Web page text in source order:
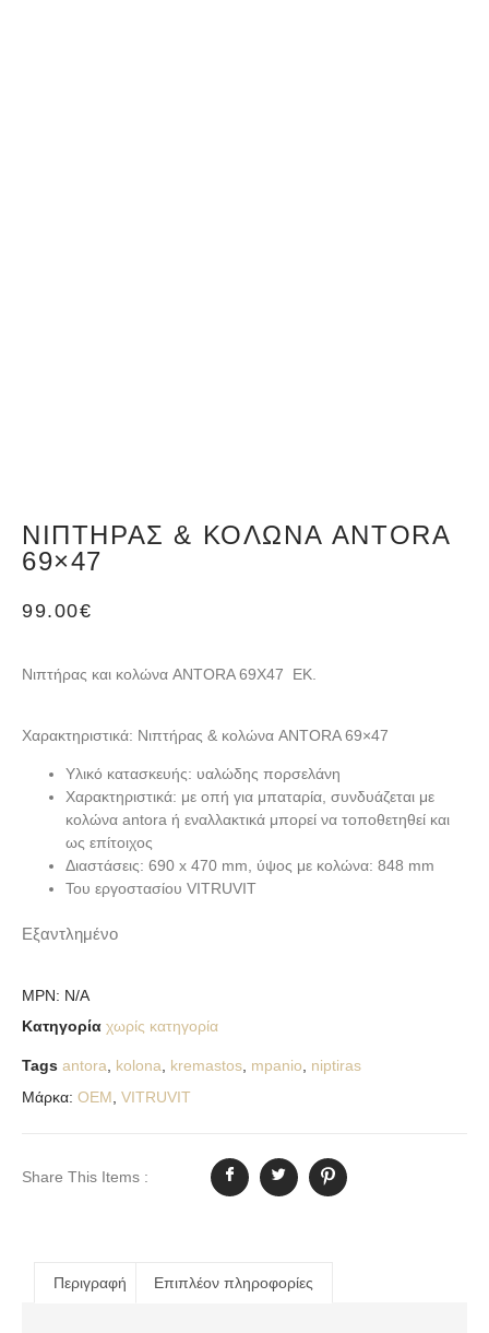
ΝΙΠΤΉΡΑΣ & ΚΟΛΏΝΑ ANTORA
69×47
99.00€
Νιπτήρας και κολώνα ANTORA 69X47 EK.
Χαρακτηριστικά: Νιπτήρας & κολώνα ANTORA 69×47
Υλικό κατασκευής: υαλώδης πορσελάνη
Χαρακτηριστικά: με οπή για μπαταρία, συνδυάζεται με
κολώνα antora ή εναλλακτικά μπορεί να τοποθετηθεί και
ως επίτοιχος
Διαστάσεις: 690 x 470 mm, ύψος με κολώνα: 848 mm
Του εργοστασίου VITRUVIT
Εξαντλημένο
MPN: N/A
Κατηγορία χωρίς κατηγορία
Tags antora kolona kremastos mpanio
niptiras
Μάρκα: OEM VITRUVIT
Share This Items :
Περιγραφή Επιπλέον πληροφορίες